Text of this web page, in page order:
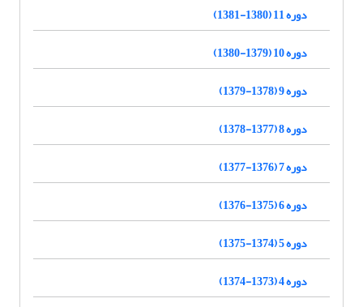
دوره 11 (1380-1381)
دوره 10 (1379-1380)
دوره 9 (1378-1379)
دوره 8 (1377-1378)
دوره 7 (1376-1377)
دوره 6 (1375-1376)
دوره 5 (1374-1375)
دوره 4 (1373-1374)